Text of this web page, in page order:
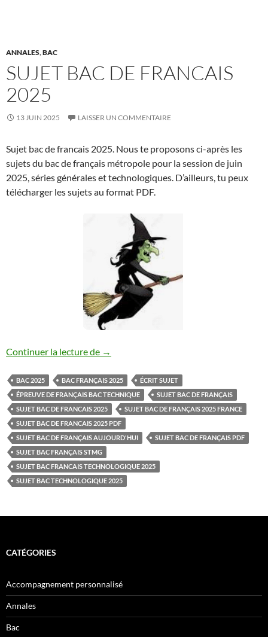
ANNALES,BAC
SUJET BAC DE FRANCAIS
2025
13 JUIN 2025 LAISSER UN COMMENTAIRE
Sujet bac de francais 2025. Nous te proposons ci-après les
sujets du bac de français métropole pour la session de juin
2025, séries générales et technologiques. D’ailleurs, tu peux
télécharger les sujets au format PDF.
Continuer la lecture de SUJET BAC DE FRANCAIS 2025
→
BAC 2025 BAC FRANÇAIS 2025
ÉCRIT SUJET
ÉPREUVE DE FRANÇAIS BAC TECHNIQUE
SUJET BAC DE FRANÇAIS
SUJET BAC DE FRANCAIS 2025
SUJET BAC DE FRANÇAIS 2025 FRANCE
SUJET BAC DE FRANCAIS 2025 PDF
SUJET BAC DE FRANÇAIS AUJOURD'HUI
SUJET BAC DE FRANÇAIS PDF
SUJET BAC FRANÇAIS STMG
SUJET BAC FRANCAIS TECHNOLOGIQUE 2025
SUJET BAC TECHNOLOGIQUE 2025
CATÉGORIES
Accompagnement personnalisé
Annales
Bac